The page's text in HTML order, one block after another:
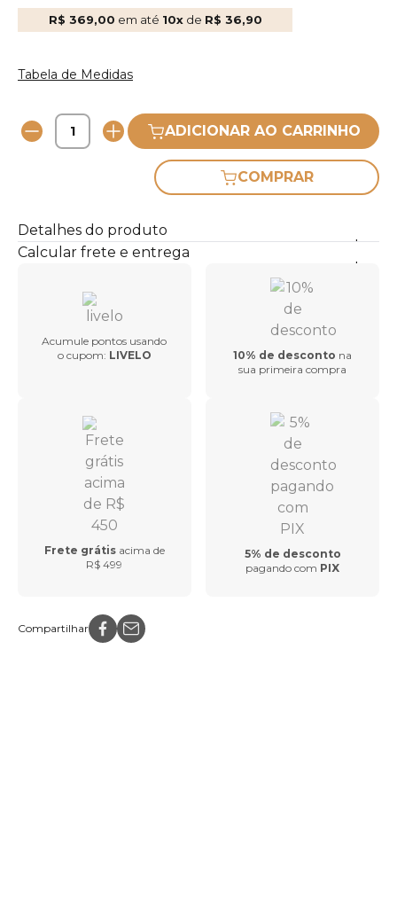
R$ 369,00 em até 10xde R$ 36,90
Tabela de Medidas
ADICIONAR AO CARRINHO
COMPRAR
Detalhes do produto
Calcular frete e entrega
Acumule pontos usando
o cupom: LIVELO 10% de desconto na
sua primeira compra
Frete grátis acima de
R$ 499
5% de desconto
pagando com PIX
Compartilhar